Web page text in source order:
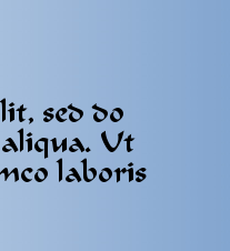
sed do
Ut
laboris